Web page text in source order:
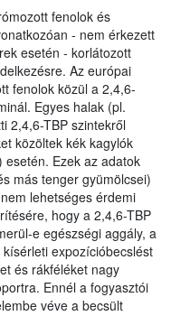
fenolok és
- nem érkezett
esetén - korlátozott
Az európai
fenolok közül a 2,4,6-
Egyes halak (pl.
2,4,6-TBP szintekről
közöltek kék kagylók
Ezek az adatok
más tenger gyümölcsei)
lehetséges érdemi
hogy a 2,4,6-TBP
e egészségi aggály, a
expozícióbecslést
és rákféléket nagy
Ennél a fogyasztói
véve a becsült